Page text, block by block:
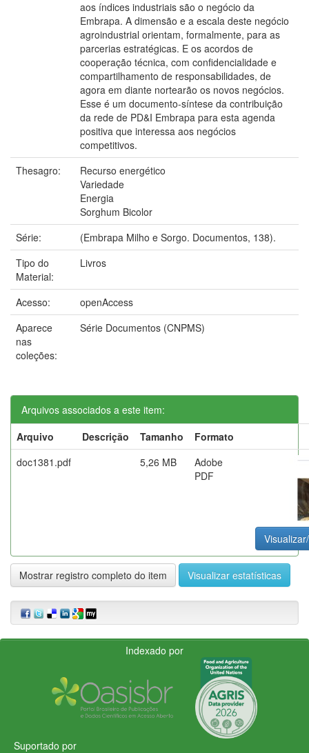
aos índices industriais são o negócio da
Embrapa. A dimensão e a escala deste negócio
agroindustrial orientam, formalmente, para as
parcerias estratégicas. E os acordos de
cooperação técnica, com confidencialidade e
compartilhamento de responsabilidades, de
agora em diante nortearão os novos negócios.
Esse é um documento-síntese da contribuição
da rede de PD&I Embrapa para esta agenda
positiva que interessa aos negócios
competitivos.
Thesagro:
Recurso energético
Variedade
Energia
Sorghum Bicolor
Série:
(Embrapa Milho e Sorgo. Documentos, 138).
Tipo do
Material:
Livros
Acesso:
openAccess
Aparece
nas
coleções:
Série Documentos (CNPMS)
Arquivos associados a este item:
Arquivo
Descrição Tamanho
Formato
doc1381.pdf
5,26 MB
Adobe
PDF
Mostrar registro completo do item Visualizar estatísticas
Indexado por
Suportado por